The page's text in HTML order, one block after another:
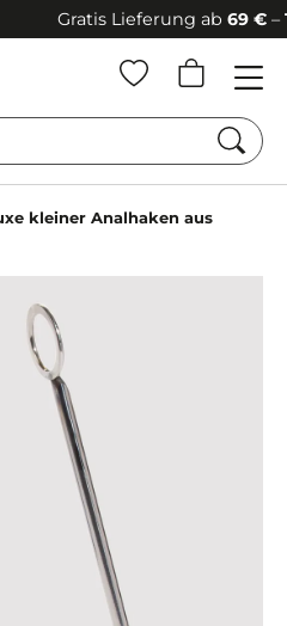
Gratis Lieferung ab69 €–
kleiner Analhaken aus